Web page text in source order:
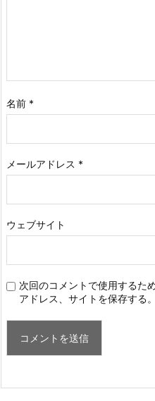
名前 *
メールアドレス *
ウェブサイト
次回のコメントで使用するた
アドレス、サイトを保存する。